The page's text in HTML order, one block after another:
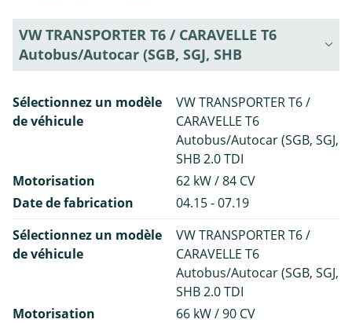
VW TRANSPORTER T6 / CARAVELLE T6
Autobus/Autocar (SGB, SGJ, SHB
Sélectionnez un modèle
de véhicule
VW TRANSPORTER T6 /
CARAVELLE T6
Autobus/Autocar (SGB, SGJ,
SHB 2.0 TDI
Motorisation
62 kW / 84 CV
Date de fabrication
04.15 - 07.19
Sélectionnez un modèle
de véhicule
VW TRANSPORTER T6 /
CARAVELLE T6
Autobus/Autocar (SGB, SGJ,
SHB 2.0 TDI
Motorisation
66 kW / 90 CV